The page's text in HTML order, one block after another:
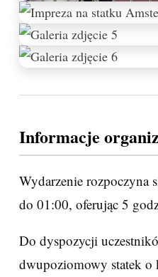
Informacje
Wydarzenie rozpoczyna
do 01:00, oferując 5
Do dyspozycji
dwupoziomowy statek o